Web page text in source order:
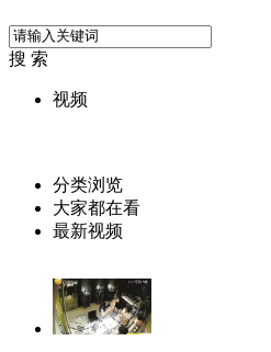
搜 索
视频
分类浏览
大家都在看
最新视频